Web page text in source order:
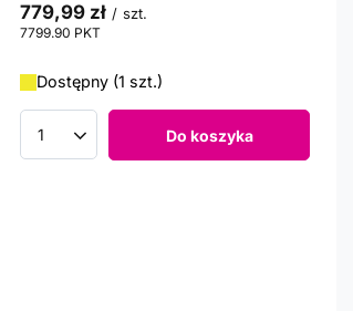
779,99 zł / szt.
7799.90 PKT
Dostępny (1 szt.)
Ilość produktów Do koszyka